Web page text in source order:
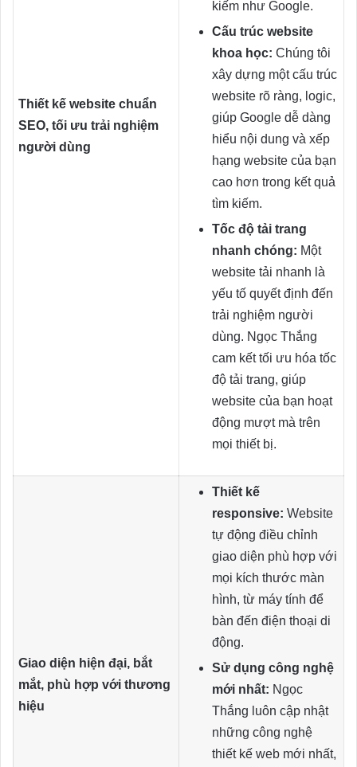
Thiết kế website chuẩn
SEO, tối ưu trải nghiệm
người dùng
kiếm như Google.
Cấu trúc website
khoa học: Chúng tôi
xây dựng một cấu trúc
website rõ ràng, logic,
giúp Google dễ dàng
hiểu nội dung và xếp
hạng website của bạn
cao hơn trong kết quả
tìm kiếm.
Tốc độ tải trang
nhanh chóng: Một
website tải nhanh là
yếu tố quyết định đến
trải nghiệm người
dùng. Ngọc Thắng
cam kết tối ưu hóa tốc
độ tải trang, giúp
website của bạn hoạt
động mượt mà trên
mọi thiết bị.
Giao diện hiện đại, bắt
mắt, phù hợp với thương
hiệu
Thiết kế
responsive: Website
tự động điều chỉnh
giao diện phù hợp với
mọi kích thước màn
hình, từ máy tính để
bàn đến điện thoại di
động.
Sử dụng công nghệ
mới nhất: Ngọc
Thắng luôn cập nhật
những công nghệ
thiết kế web mới nhất,